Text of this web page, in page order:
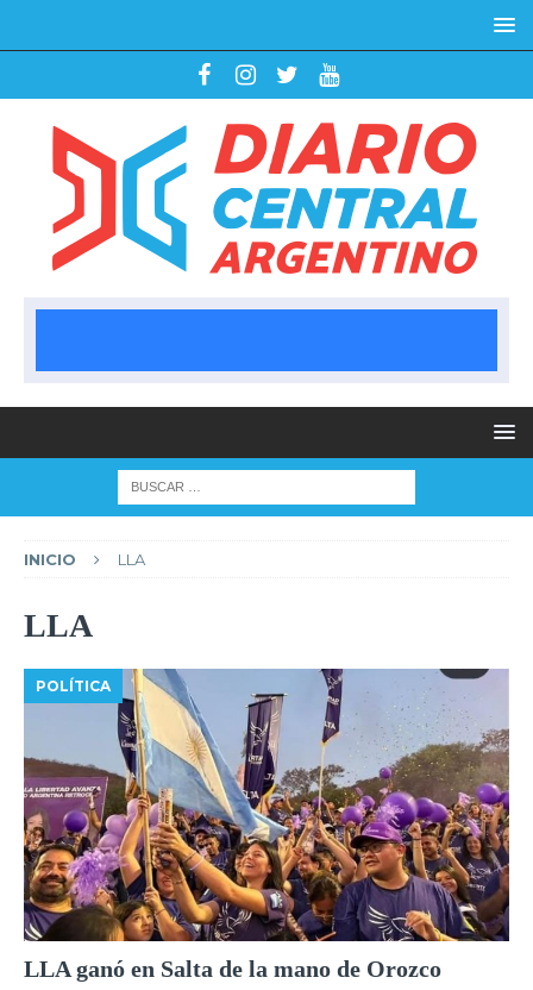
INICIO LLA
LLA
POLÍTICA
LLA ganó en Salta de la mano de Orozco